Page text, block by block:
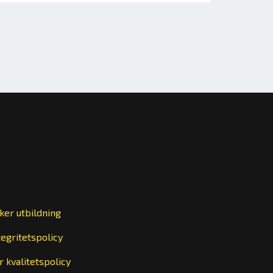
utbildning
kvalitetspolicy